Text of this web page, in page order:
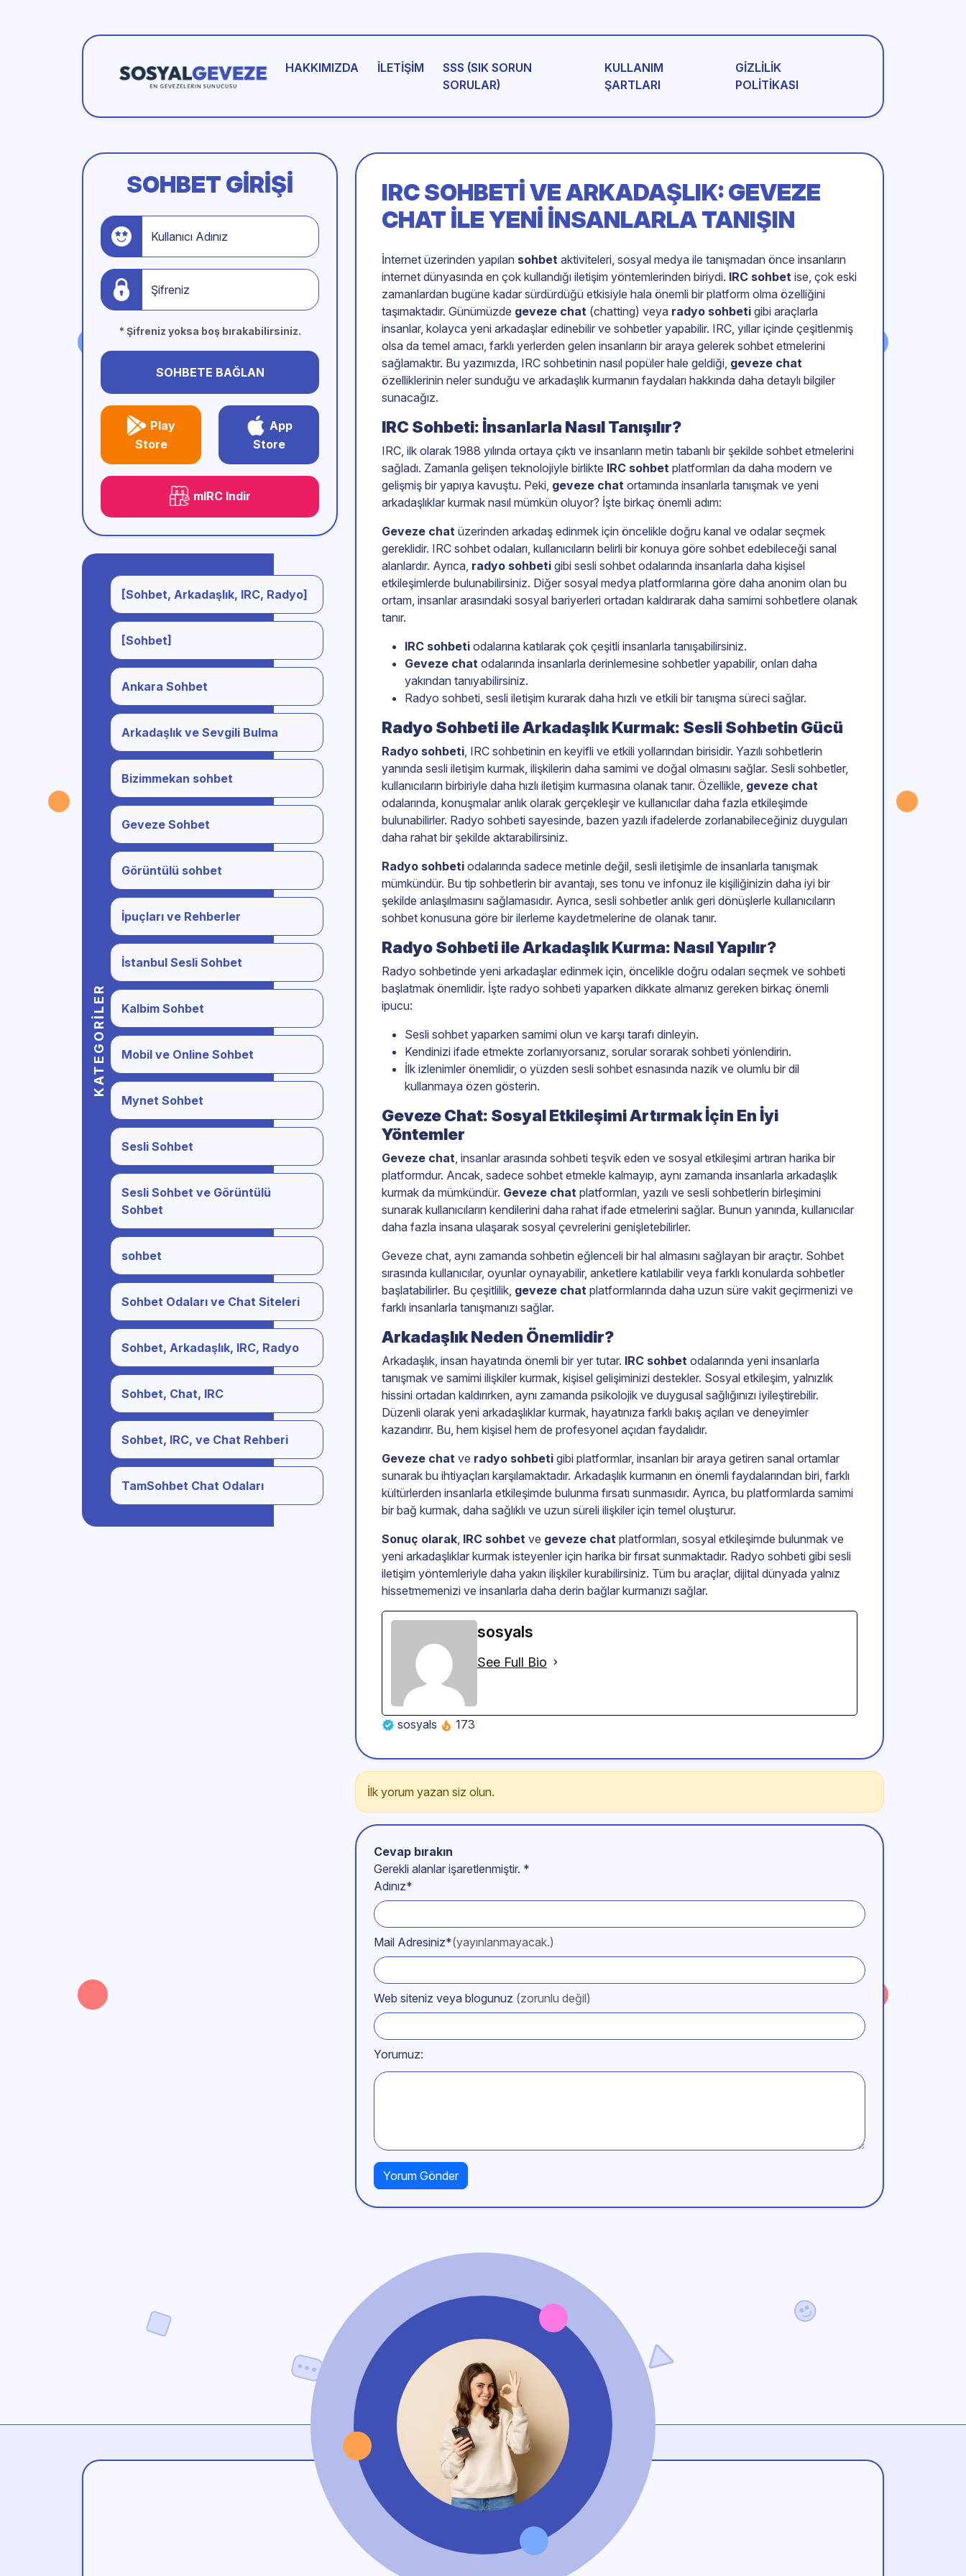
HAKKIMIZDA İLETIŞIM
SSS (SIK SORUN
SORULAR)
KULLANIM
ŞARTLARI
GIZLILIK
POLITIKASI
SOHBET GIRIŞI
Kullanıcı Adınız
Şifreniz
* Şifreniz yoksa boş bırakabilirsiniz.
SOHBETE BAĞLAN
Play
Store
App
Store
mIRC Indir
KATEGORILER
[Sohbet, Arkadaşlık, IRC, Radyo]
[Sohbet]
Ankara Sohbet
Arkadaşlık ve Sevgili Bulma
Bizimmekan sohbet
Geveze Sohbet
Görüntülü sohbet
İpuçları ve Rehberler
İstanbul Sesli Sohbet
Kalbim Sohbet
Mobil ve Online Sohbet
Mynet Sohbet
Sesli Sohbet
Sesli Sohbet ve Görüntülü
Sohbet
sohbet
Sohbet Odaları ve Chat Siteleri
Sohbet, Arkadaşlık, IRC, Radyo
Sohbet, Chat, IRC
Sohbet, IRC, ve Chat Rehberi
TamSohbet Chat Odaları
IRC SOHBETI VE ARKADAŞLIK: GEVEZE
CHAT ILE YENI İNSANLARLA TANIŞIN
İnternet üzerinden yapılan sohbet aktiviteleri, sosyal medya ile tanışmadan önce insanların
internet dünyasında en çok kullandığı iletişim yöntemlerinden biriydi. IRC sohbet ise, çok eski
zamanlardan bugüne kadar sürdürdüğü etkisiyle hala önemli bir platform olma özelliğini
taşımaktadır. Günümüzde geveze chat (chatting) veya radyo sohbeti gibi araçlarla
insanlar, kolayca yeni arkadaşlar edinebilir ve sohbetler yapabilir. IRC, yıllar içinde çeşitlenmiş
olsa da temel amacı, farklı yerlerden gelen insanların bir araya gelerek sohbet etmelerini
sağlamaktır. Bu yazımızda, IRC sohbetinin nasıl popüler hale geldiği, geveze chat
özelliklerinin neler sunduğu ve arkadaşlık kurmanın faydaları hakkında daha detaylı bilgiler
sunacağız.
IRC Sohbeti: İnsanlarla Nasıl Tanışılır?
IRC, ilk olarak 1988 yılında ortaya çıktı ve insanların metin tabanlı bir şekilde sohbet etmelerini
sağladı. Zamanla gelişen teknolojiyle birlikte IRC sohbet platformları da daha modern ve
gelişmiş bir yapıya kavuştu. Peki, geveze chat ortamında insanlarla tanışmak ve yeni
arkadaşlıklar kurmak nasıl mümkün oluyor? İşte birkaç önemli adım:
Geveze chat üzerinden arkadaş edinmek için öncelikle doğru kanal ve odalar seçmek
gereklidir. IRC sohbet odaları, kullanıcıların belirli bir konuya göre sohbet edebileceği sanal
alanlardır. Ayrıca, radyo sohbeti gibi sesli sohbet odalarında insanlarla daha kişisel
etkileşimlerde bulunabilirsiniz. Diğer sosyal medya platformlarına göre daha anonim olan bu
ortam, insanlar arasındaki sosyal bariyerleri ortadan kaldırarak daha samimi sohbetlere olanak
tanır.
IRC sohbeti odalarına katılarak çok çeşitli insanlarla tanışabilirsiniz.
Geveze chat odalarında insanlarla derinlemesine sohbetler yapabilir, onları daha
yakından tanıyabilirsiniz.
Radyo sohbeti, sesli iletişim kurarak daha hızlı ve etkili bir tanışma süreci sağlar.
Radyo Sohbeti ile Arkadaşlık Kurmak: Sesli Sohbetin Gücü
Radyo sohbeti, IRC sohbetinin en keyifli ve etkili yollarından birisidir. Yazılı sohbetlerin
yanında sesli iletişim kurmak, ilişkilerin daha samimi ve doğal olmasını sağlar. Sesli sohbetler,
kullanıcıların birbiriyle daha hızlı iletişim kurmasına olanak tanır. Özellikle, geveze chat
odalarında, konuşmalar anlık olarak gerçekleşir ve kullanıcılar daha fazla etkileşimde
bulunabilirler. Radyo sohbeti sayesinde, bazen yazılı ifadelerde zorlanabileceğiniz duyguları
daha rahat bir şekilde aktarabilirsiniz.
Radyo sohbeti odalarında sadece metinle değil, sesli iletişimle de insanlarla tanışmak
mümkündür. Bu tip sohbetlerin bir avantajı, ses tonu ve infonuz ile kişiliğinizin daha iyi bir
şekilde anlaşılmasını sağlamasıdır. Ayrıca, sesli sohbetler anlık geri dönüşlerle kullanıcıların
sohbet konusuna göre bir ilerleme kaydetmelerine de olanak tanır.
Radyo Sohbeti ile Arkadaşlık Kurma: Nasıl Yapılır?
Radyo sohbetinde yeni arkadaşlar edinmek için, öncelikle doğru odaları seçmek ve sohbeti
başlatmak önemlidir. İşte radyo sohbeti yaparken dikkate almanız gereken birkaç önemli
ipucu:
Sesli sohbet yaparken samimi olun ve karşı tarafı dinleyin.
Kendinizi ifade etmekte zorlanıyorsanız, sorular sorarak sohbeti yönlendirin.
İlk izlenimler önemlidir, o yüzden sesli sohbet esnasında nazik ve olumlu bir dil
kullanmaya özen gösterin.
Geveze Chat: Sosyal Etkileşimi Artırmak İçin En İyi
Yöntemler
Geveze chat, insanlar arasında sohbeti teşvik eden ve sosyal etkileşimi artıran harika bir
platformdur. Ancak, sadece sohbet etmekle kalmayıp, aynı zamanda insanlarla arkadaşlık
kurmak da mümkündür. Geveze chat platformları, yazılı ve sesli sohbetlerin birleşimini
sunarak kullanıcıların kendilerini daha rahat ifade etmelerini sağlar. Bunun yanında, kullanıcılar
daha fazla insana ulaşarak sosyal çevrelerini genişletebilirler.
Geveze chat, aynı zamanda sohbetin eğlenceli bir hal almasını sağlayan bir araçtır. Sohbet
sırasında kullanıcılar, oyunlar oynayabilir, anketlere katılabilir veya farklı konularda sohbetler
başlatabilirler. Bu çeşitlilik, geveze chat platformlarında daha uzun süre vakit geçirmenizi ve
farklı insanlarla tanışmanızı sağlar.
Arkadaşlık Neden Önemlidir?
Arkadaşlık, insan hayatında önemli bir yer tutar. IRC sohbet odalarında yeni insanlarla
tanışmak ve samimi ilişkiler kurmak, kişisel gelişiminizi destekler. Sosyal etkileşim, yalnızlık
hissini ortadan kaldırırken, aynı zamanda psikolojik ve duygusal sağlığınızı iyileştirebilir.
Düzenli olarak yeni arkadaşlıklar kurmak, hayatınıza farklı bakış açıları ve deneyimler
kazandırır. Bu, hem kişisel hem de profesyonel açıdan faydalıdır.
Geveze chat ve radyo sohbeti gibi platformlar, insanları bir araya getiren sanal ortamlar
sunarak bu ihtiyaçları karşılamaktadır. Arkadaşlık kurmanın en önemli faydalarından biri, farklı
kültürlerden insanlarla etkileşimde bulunma fırsatı sunmasıdır. Ayrıca, bu platformlarda samimi
bir bağ kurmak, daha sağlıklı ve uzun süreli ilişkiler için temel oluşturur.
Sonuç olarak, IRC sohbet ve geveze chat platformları, sosyal etkileşimde bulunmak ve
yeni arkadaşlıklar kurmak isteyenler için harika bir fırsat sunmaktadır. Radyo sohbeti gibi sesli
iletişim yöntemleriyle daha yakın ilişkiler kurabilirsiniz. Tüm bu araçlar, dijital dünyada yalnız
hissetmemenizi ve insanlarla daha derin bağlar kurmanızı sağlar.
sosyals
See Full Bio
sosyals 173
İlk yorum yazan siz olun.
Cevap bırakın
Gerekli alanlar işaretlenmiştir. *
Adınız*
Mail Adresiniz*(yayınlanmayacak.)
Web siteniz veya blogunuz (zorunlu değil)
Yorumuz: